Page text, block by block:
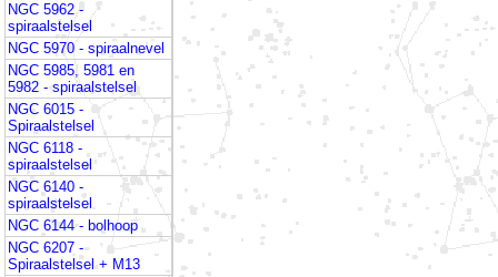
NGC 5962 -
spiraalstelsel
NGC 5970 - spiraalnevel
NGC 5985, 5981 en
5982 - spiraalstelsel
NGC 6015 -
Spiraalstelsel
NGC 6118 -
spiraalstelsel
NGC 6140 -
spiraalstelsel
NGC 6144 - bolhoop
NGC 6207 -
Spiraalstelsel + M13